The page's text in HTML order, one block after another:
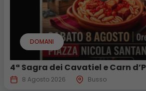
DOMANI
4ª Sagra dei Cavatiel e Carn
8 Agosto 2026 Busso